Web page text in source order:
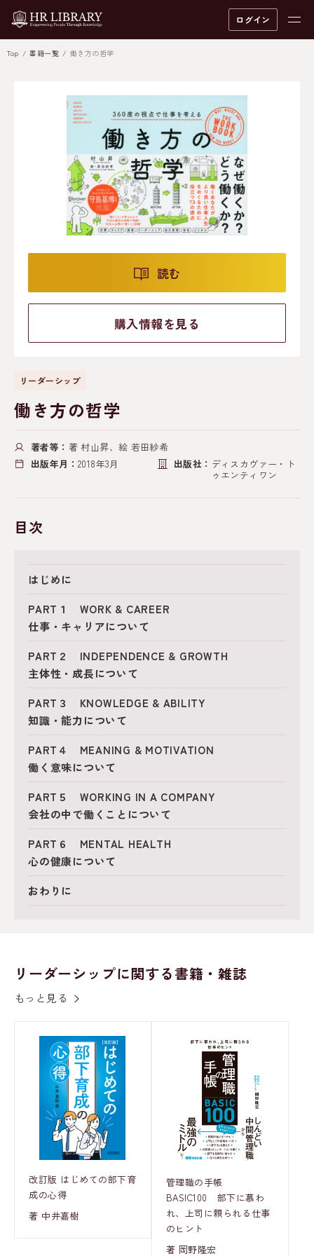
ログイン
Top 書籍一覧 働き方の哲学
読む
購入情報を見る
リーダーシップ
働き方の哲学
著者等： 著 村山昇、絵 若田紗希
出版年月： 2018年3月 出版社： ディスカヴァー・ト
ゥエンティワン
目次
はじめに
PART１ WORK & CAREER
仕事・キャリアについて
PART２ INDEPENDENCE & GROWTH
主体性・成長について
PART３ KNOWLEDGE & ABILITY
知識・能力について
PART４ MEANING & MOTIVATION
働く意味について
PART５ WORKING IN A COMPANY
会社の中で働くことについて
PART６ MENTAL HEALTH
心の健康について
おわりに
リーダーシップに関する書籍・雑誌
もっと見る
改訂版 はじめての部下育
成の心得
著 中井嘉樹
管理職の手帳
BASIC100 部下に慕わ
れ、上司に頼られる仕事
のヒント
著 岡野隆宏